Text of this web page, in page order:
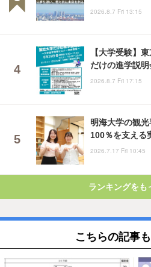
2026.8.7 Fri 13:15
【大学受験】
だけの進学説
2026.8.7 Fri 17:15
明海大学の観
100％を支える
2026.7.17 Fri 10:45
ランキングをも
こちらの記事